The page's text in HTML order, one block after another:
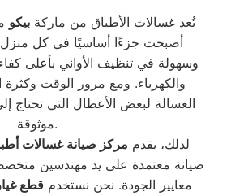
تُعد غسالات الأطباق من ماركة بيكو
أصبحت جزءًا أساسيًا في كل
وسهولة في تنظيف الأواني بأعلى
والكهرباء. ومع مرور الوقت وكثرة
الغسالة لبعض الأعطال التي تحتاج
موثوقة.
لذلك، يقدم مركز صيانة غسالات
صيانة معتمدة على يد مهندسين
معايير الجودة. نحن نستخدم قطع